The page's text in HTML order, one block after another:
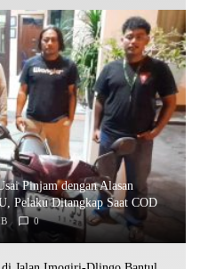
Pinjam dengan Alasan
Pelaku Ditangkap Saat COD
0